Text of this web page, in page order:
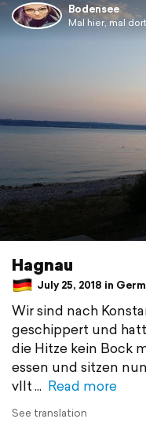
Bodensee
Mal hier, mal dort
Hagnau
July 25, 2018 in
Wir sind nach
geschippert und
die Hitze kein Bock
essen und sitzen
vllt
Read more
See translation